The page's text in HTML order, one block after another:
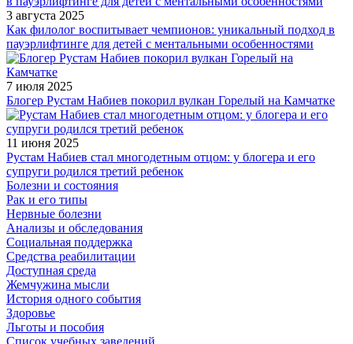
3 августа 2025
Как филолог воспитывает чемпионов: уникальный подход в
пауэрлифтинге для детей с ментальными особенностями
7 июля 2025
Блогер Рустам Набиев покорил вулкан Горелый на Камчатке
11 июня 2025
Рустам Набиев стал многодетным отцом: у блогера и его
супруги родился третий ребенок
Болезни и состояния
Рак и его типы
Нервные болезни
Анализы и обследования
Социальная поддержка
Средства реабилитации
Доступная среда
Жемчужина мысли
История одного события
Здоровье
Льготы и пособия